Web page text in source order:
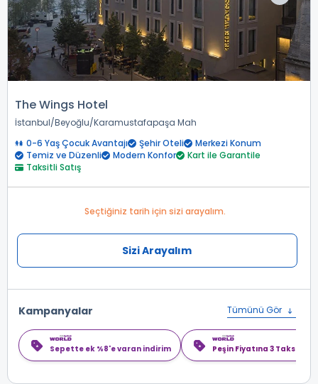
The Wings Hotel
İstanbul Beyoğlu Karamustafapaşa Mah
0-6 Yaş Çocuk Avantajı
Şehir Oteli
Merkezi Konum
Temiz ve Düzenli
Modern Konfor
Kart ile Garantile
Taksitli Satış
Seçtiğiniz tarih için sizi arayalım.
Sizi Arayalım
Kampanyalar Tümünü Gör
Sepette ek %8'e varan indirim Peşin Fiyatına 3 Taksit